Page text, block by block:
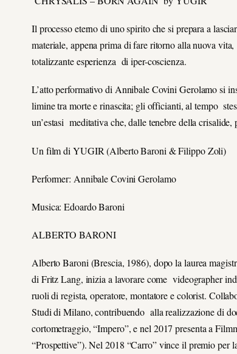
Il processo eterno di uno spirito che si prepara a
materiale, appena prima di fare ritorno alla nuova
totalizzante esperienza di iper-coscienza.
L’atto performativo di Annibale Covini Gerolamo si
limine tra morte e rinascita; gli officianti, al tempo
un’estasi meditativa che, dalle tenebre della
Un film di YUGIR (Alberto Baroni & Filippo Zoli)
Performer: Annibale Covini Gerolamo
Musica: Edoardo Baroni
ALBERTO BARONI
Alberto Baroni (Brescia, 1986), dopo la laurea
di Fritz Lang, inizia a lavorare come videographer
ruoli di regista, operatore, montatore e colorist.
Studi di Milano, contribuendo alla realizzazione di
cortometraggio, “Impero”, e nel 2017 presenta a
“Prospettive”). Nel 2018 “Carro” vince il premio